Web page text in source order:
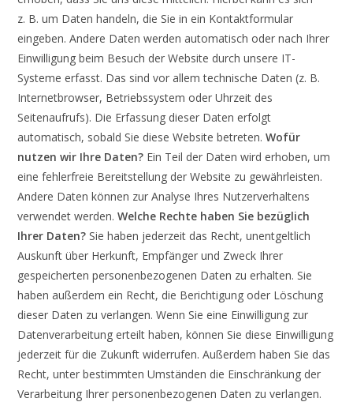
z. B. um Daten handeln, die Sie in ein Kontaktformular
eingeben. Andere Daten werden automatisch oder nach Ihrer
Einwilligung beim Besuch der Website durch unsere IT-
Systeme erfasst. Das sind vor allem technische Daten (z. B.
Internetbrowser, Betriebssystem oder Uhrzeit des
Seitenaufrufs). Die Erfassung dieser Daten erfolgt
automatisch, sobald Sie diese Website betreten.Wofür
nutzen wir Ihre Daten? Ein Teil der Daten wird erhoben, um
eine fehlerfreie Bereitstellung der Website zu gewährleisten.
Andere Daten können zur Analyse Ihres Nutzerverhaltens
verwendet werden.Welche Rechte haben Sie bezüglich
Ihrer Daten? Sie haben jederzeit das Recht, unentgeltlich
Auskunft über Herkunft, Empfänger und Zweck Ihrer
gespeicherten personenbezogenen Daten zu erhalten. Sie
haben außerdem ein Recht, die Berichtigung oder Löschung
dieser Daten zu verlangen. Wenn Sie eine Einwilligung zur
Datenverarbeitung erteilt haben, können Sie diese Einwilligung
jederzeit für die Zukunft widerrufen. Außerdem haben Sie das
Recht, unter bestimmten Umständen die Einschränkung der
Verarbeitung Ihrer personenbezogenen Daten zu verlangen.